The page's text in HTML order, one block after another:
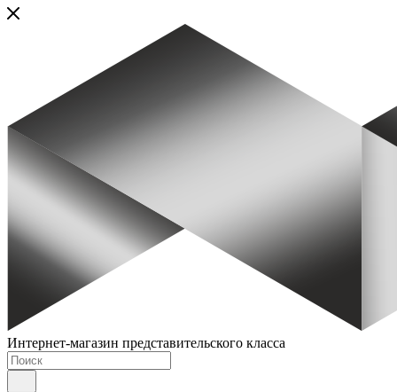
Интернет-магазин представительского класса